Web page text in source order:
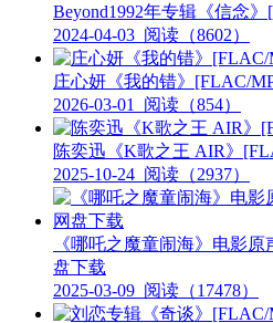
Beyond1992年专辑《信念
2024-04-03 阅读（8602）
庄心妍《我的错》[FLAC/
2026-03-01
阅读（854）
陈奕迅《K歌之王 AIR》
2025-10-24 阅读（2937）
《哪吒之魔童闹海》电影
盘下载
2025-03-09 阅读（17478）